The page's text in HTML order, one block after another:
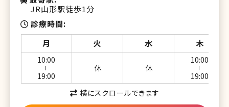
JR山形駅徒歩1分
診療時間
月
火 水 木
10:00
19:00
休 休
10:00
19:00
横にスクロールできます